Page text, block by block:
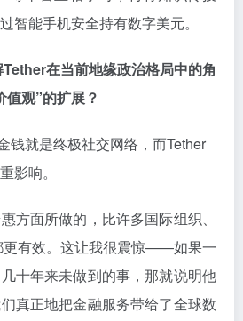
智能手机安全持有数字美元。
在当前地缘政治格局中的角
观”的扩展？
钱就是终极社交网络，而Tether
影响。
方面所做的，比许多国际组织、
更有效。这让我很震惊——如果一
十年来未做到的事，那就说明他
真正地把金融服务带给了全球数